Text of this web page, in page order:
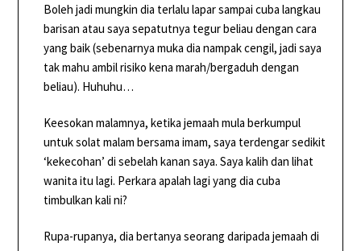
Boleh jadi mungkin dia terlalu lapar sampai cuba langkau
barisan atau saya sepatutnya tegur beliau dengan cara
yang baik (sebenarnya muka dia nampak cengil, jadi saya
tak mahu ambil risiko kena marah/bergaduh dengan
beliau). Huhuhu…
Keesokan malamnya, ketika jemaah mula berkumpul
untuk solat malam bersama imam, saya terdengar sedikit
‘kekecohan’ di sebelah kanan saya. Saya kalih dan lihat
wanita itu lagi. Perkara apalah lagi yang dia cuba
timbulkan kali ni?
Rupa-rupanya, dia bertanya seorang daripada jemaah di